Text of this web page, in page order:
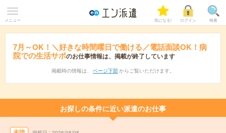
メニュー 気になる! ログイン 検索
7月～OK！＼好きな時間曜日で働ける／電話面談OK！病
院での生活サポのお仕事情報は、掲載が終了しています
掲載時の情報は、 ページ下部 からご覧いただけます。
お探しの条件に近い派遣のお仕事